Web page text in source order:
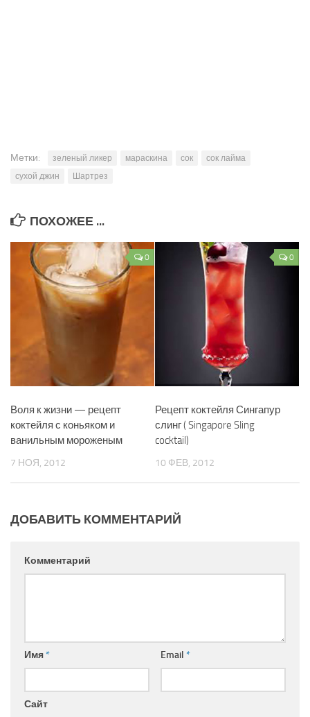
Метки: зеленый ликер мараскина сок
сок лайма
сухой джин
Шартрез
ПОХОЖЕЕ ...
0
Воля к жизни — рецепт
коктейля с коньяком и
ванильным мороженым
7 НОЯ, 2012
0
Рецепт коктейля Сингапур
слинг ( Singapore Sling
cocktail)
10 ФЕВ, 2012
ДОБАВИТЬ КОММЕНТАРИЙ
Комментарий
Имя* Email *
Сайт